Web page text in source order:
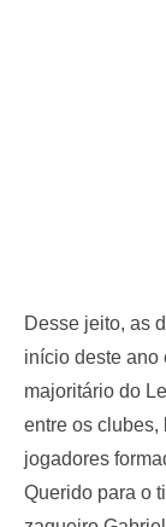
Desse jeito, as
início deste ano
majoritário do
entre os clubes,
jogadores
Querido para o